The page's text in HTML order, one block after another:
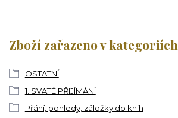
Zboží zařazeno v kategoriích
OSTATNÍ
1. SVATÉ PŘIJÍMÁNÍ
Přání, pohledy, záložky do knih